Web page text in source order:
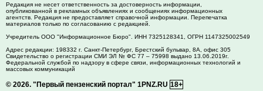
Редакция не несет ответственность за достоверность информации,
опубликованной в рекламных объявлениях и сообщениях информационных
агентств. Редакция не предоставляет справочной информации. Перепечатка
материалов только по согласованию с редакцией.
Учредитель ООО "Информационное Бюро". ИНН 7325128341, ОГРН 1147325002549
Адрес редакции: 198332 г. Санкт-Петербург, Брестский бульвар, 8А, офис 305
Свидетельство о регистрации СМИ ЭЛ № ФС 77 – 75998 выдано 13.06.2019г.
Федеральной службой по надзору в сфере связи, информационных технологий и
массовых коммуникаций
© 2026. "Первый пензенский портал" 1PNZ.RU 18+